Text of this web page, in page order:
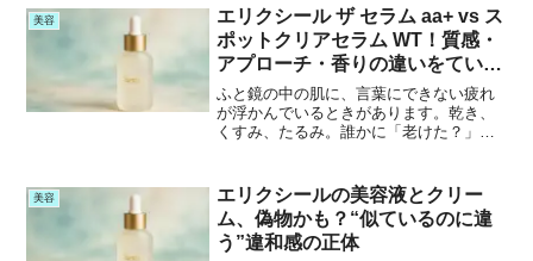
メッセージかもしれません。そんな夜に
そっと手に取るのが、「i...
美容
エリクシール ザ セラム aa+ vs ス
ポットクリアセラム WT！質感・
アプローチ・香りの違いをていね
いに
ふと鏡の中の肌に、言葉にできない疲れ
が浮かんでいるときがあります。乾き、
くすみ、たるみ。誰かに「老けた？」と
な日に手に取りたくなるのが、美容液と
いう名の小さな静けさです...
美容
エリクシールの美容液とクリー
ム、偽物かも？“似ているのに違
う”違和感の正体